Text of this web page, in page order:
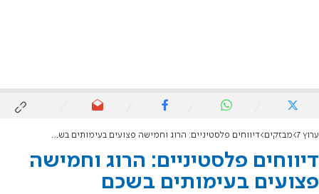
ערוץ 7 מבזקים דיווחים פלסטיניים: הרוג וחמישה פצועים בעימותים בשכם
דיווחים פלסטיניים: הרוג וחמישה
פצועים בעימותים בשכם